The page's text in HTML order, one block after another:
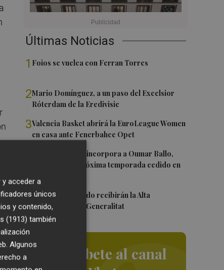
Últimas Noticias
1 Foios se vuelca con Ferran Torres
2Mario Domínguez, a un paso del Excelsior
Róterdam de la Eredivisie
3Valencia Basket abrirá la EuroLeague Women
en casa ante Fenerbahce Opet
Valencia Basket incorpora a Oumar Ballo,
que jugará la próxima temporada cedido en
5 Ferran y Grimaldo recibirán la Alta
Distinción de la Generalitat
Suscríbete al canal
acceder a
únicos
y contenido,
(1913) también
Algunos
a